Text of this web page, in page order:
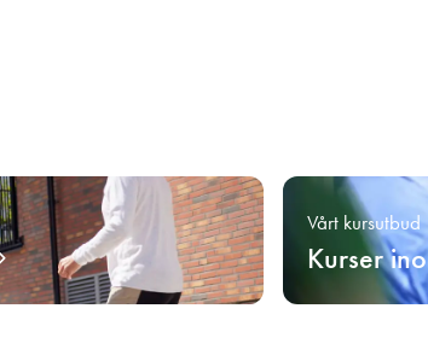
Vårt kursutbud
Kurser